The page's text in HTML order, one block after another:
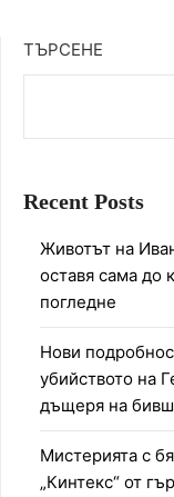
ТЪРСЕНЕ
Recent Posts
Животът на
оставя сама до
погледне
Нови
убийството на
дъщеря на
Мистерията с
„Кинтекс“ от